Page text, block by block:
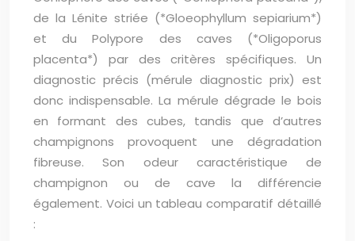
de la Lénite striée (*Gloeophyllum sepiarium*)
et du Polypore des caves (*Oligoporus
placenta*) par des critères spécifiques. Un
diagnostic précis (mérule diagnostic prix) est
donc indispensable. La mérule dégrade le bois
en formant des cubes, tandis que d’autres
champignons provoquent une dégradation
fibreuse. Son odeur caractéristique de
champignon ou de cave la différencie
également. Voici un tableau comparatif détaillé
: